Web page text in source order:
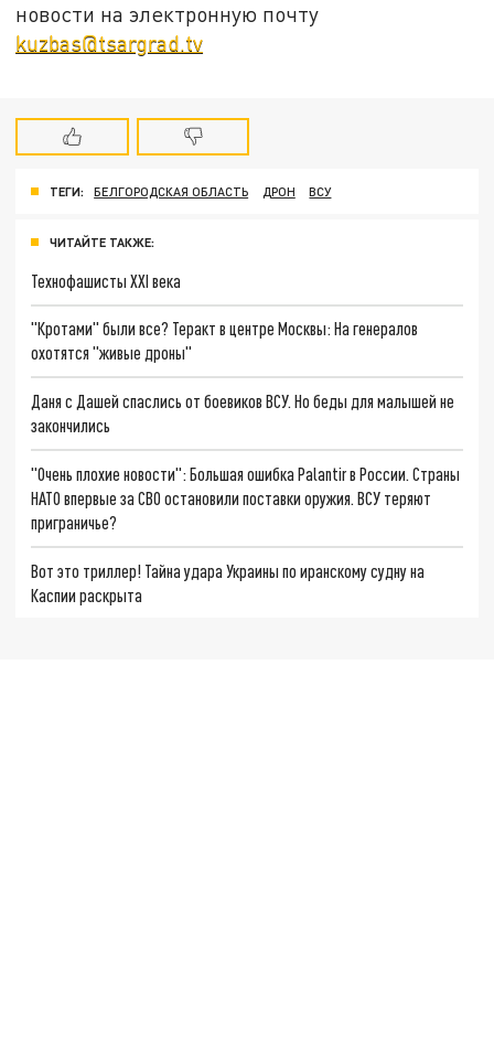
новости на электронную почту
kuzbas@tsargrad.tv
ТЕГИ: БЕЛГОРОДСКАЯ ОБЛАСТЬ ДРОН ВСУ
ЧИТАЙТЕ ТАКЖЕ:
Технофашисты XXI века
"Кротами" были все? Теракт в центре Москвы: На генералов
охотятся "живые дроны"
Даня с Дашей спаслись от боевиков ВСУ. Но беды для малышей не
закончились
"Очень плохие новости": Большая ошибка Palantir в России. Страны
НАТО впервые за СВО остановили поставки оружия. ВСУ теряют
приграничье?
Вот это триллер! Тайна удара Украины по иранскому судну на
Каспии раскрыта